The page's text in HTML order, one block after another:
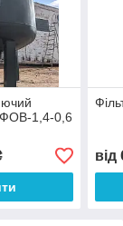
ФОВ-1,4-0,6
від